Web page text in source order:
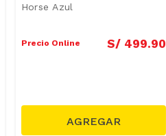
Horse Azul
Precio Online S/ 499.90